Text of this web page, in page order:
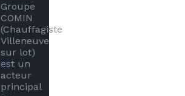
Groupe
COMIN
(Chauffagiste
Villeneuve
sur lot)
est un
acteur
principal